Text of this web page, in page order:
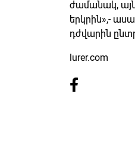
ժամանակ,
երկրին»,-
դժվարին
lurer.com